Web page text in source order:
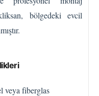
bölgedeki evcil
veya fiberglas